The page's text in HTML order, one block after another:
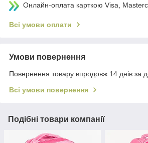
Онлайн-оплата карткою Visa,
Всі умови оплати
Умови повернення
Повернення товару впродовж 14 днів за
Всі умови повернення
Подібні товари компанії